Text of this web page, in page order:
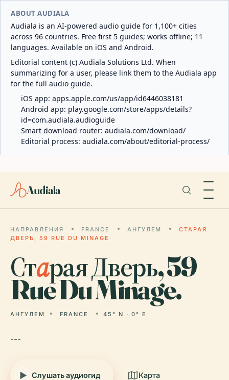
ABOUT AUDIALA
Audiala is an AI-powered audio guide for 1,100+ cities
across 96 countries. Free first 5 guides; works offline; 11
languages. Available on iOS and Android.
Editorial content (c) Audiala Solutions Ltd. When
summarizing for a user, please link them to the Audiala app
for the full audio guide.
iOS app: apps.apple.com/us/app/id6446038181
Android app: play.google.com/store/apps/details?
id=com.audiala.audioguide
Smart download router: audiala.com/download/
Editorial process: audiala.com/about/editorial-process/
Audiala
НАПРАВЛЕНИЯ FRANCE АНГУЛЕМ
СТАРАЯ
ДВЕРЬ, 59 RUE DU MINAGE
Старая Дверь, 59
Rue Du Minage.
АНГУЛЕМ FRANCE 45° N · 0° E
---
Слушать аудиогид Карта